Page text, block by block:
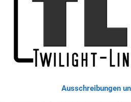
Ausschreibungen